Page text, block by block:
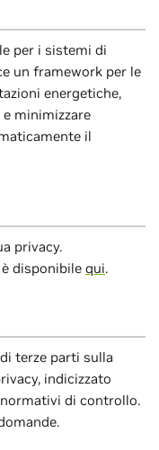
per i sistemi di
un framework per le
energetiche,
minimizzare
il
privacy.
disponibile qui.
terze parti sulla
indicizzato
di controllo.